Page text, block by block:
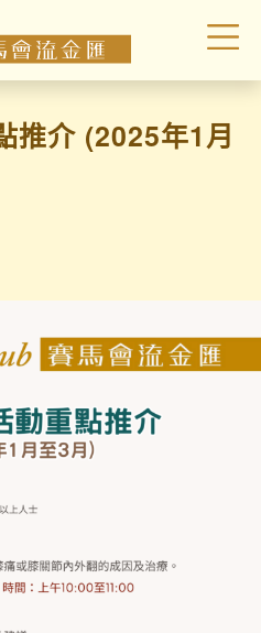
推介 (2025年1月